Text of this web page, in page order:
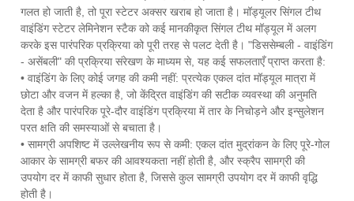
गलत हो जाती है, तो पूरा स्टेटर अक्सर खराब हो जाता है। मॉड्यूलर सिंगल टीथ
वाइंडिंग स्टेटर लेमिनेशन स्टैक को कई मानकीकृत सिंगल टीथ मॉड्यूल में अलग
करके इस पारंपरिक प्रक्रिया को पूरी तरह से पलट देती है। "डिससेम्बली - वाइंडिंग
- असेंबली" की प्रक्रिया संरेखण के माध्यम से, यह कई सफलताएँ प्राप्त करता है:
• वाइंडिंग के लिए कोई जगह की कमी नहीं: प्रत्येक एकल दांत मॉड्यूल मात्रा में
छोटा और वजन में हल्का है, जो केंद्रित वाइंडिंग की सटीक व्यवस्था की अनुमति
देता है और पारंपरिक पूरे-दौर वाइंडिंग प्रक्रिया में तार के निचोड़ने और इन्सुलेशन
परत क्षति की समस्याओं से बचाता है।
• सामग्री अपशिष्ट में उल्लेखनीय रूप से कमी: एकल दांत मुद्रांकन के लिए पूरे-गोल
आकार के सामग्री बफर की आवश्यकता नहीं होती है, और स्क्रैप सामग्री की
उपयोग दर में काफी सुधार होता है, जिससे कुल सामग्री उपयोग दर में काफी वृद्धि
होती है।